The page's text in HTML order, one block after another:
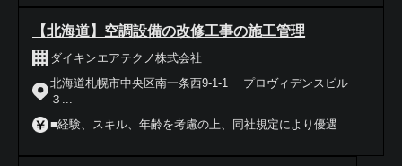
【北海道】空調設備の改修工事の施工管理
ダイキンエアテクノ株式会社
北海道札幌市中央区南一条西9-1-1 プロヴィデンスビル
３...
■経験、スキル、年齢を考慮の上、同社規定により優遇